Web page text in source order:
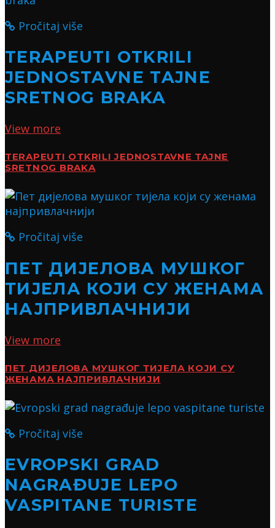
Pročitaj više
TERAPEUTI OTKRILI
JEDNOSTAVNE TAJNE
SRETNOG BRAKA
View more
TERAPEUTI OTKRILI JEDNOSTAVNE TAJNE
SRETNOG BRAKA
Pročitaj više
ПЕТ ДИЈЕЛОВА МУШКОГ
ТИЈЕЛА КОЈИ СУ ЖЕНАМА
НАЈПРИВЛАЧНИЈИ
View more
ПЕТ ДИЈЕЛОВА МУШКОГ ТИЈЕЛА КОЈИ СУ
ЖЕНАМА НАЈПРИВЛАЧНИЈИ
Pročitaj više
EVROPSKI GRAD
NAGRAĐUJE LEPO
VASPITANE TURISTE